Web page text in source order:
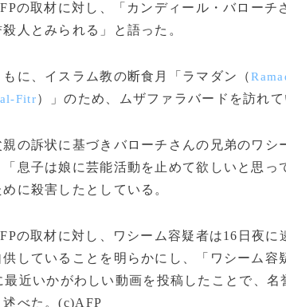
の取材に対し、「カンディール・バローチ
人とみられる」と語った。
に、イスラム教の断食月「ラマダン（
Fitr）」のため、ムザファラバードを訪れて
の訴状に基づきバローチさんの兄弟のワシ
息子は娘に芸能活動を止めて欲しいと思っ
に殺害したとしている。
の取材に対し、ワシーム容疑者は16日夜に
していることを明らかにし、「ワシーム容
最近いかがわしい動画を投稿したことで、
べた。(c)AFP